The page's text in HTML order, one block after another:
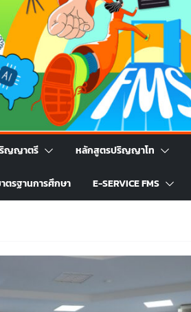
ญญาตรี หลักสูตรปริญญาโท
ตรฐานการศึกษา E-SERVICE FMS